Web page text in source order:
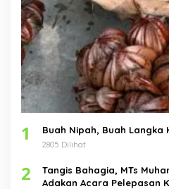
1 Buah Nipah, Buah Langka
2805 Dilihat
2
Tangis Bahagia, MTs
Adakan Acara Pelepasan